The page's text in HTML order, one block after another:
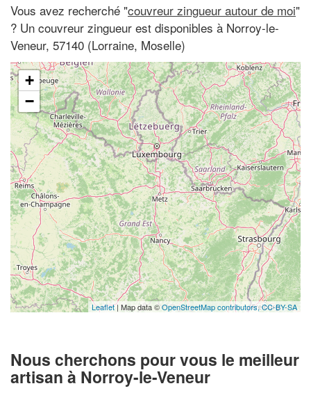
Vous avez recherché "couvreur zingueur autour de moi"
? Un couvreur zingueur est disponibles à Norroy-le-
Veneur, 57140 (Lorraine, Moselle)
+
−
Leaflet| Map data ©OpenStreetMap contributors,CC-BY-SA
Nous cherchons pour vous le meilleur
artisan à Norroy-le-Veneur